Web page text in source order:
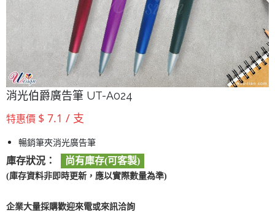
消光伯爵廣告筆 UT-A024
特惠價 $ 7.1 / 支
暢銷筆夾消光廣告筆
庫存狀況： 尚有庫存(可客製)
(庫存資料非即時更新，應以實際數量為準)
企業大量採購歡迎來電或來訊洽詢